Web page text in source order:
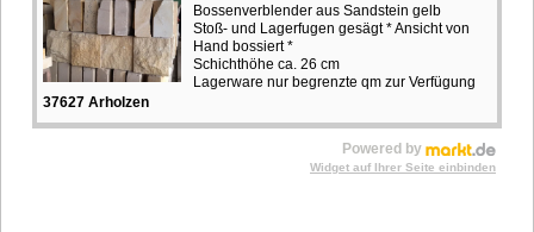
Bossenverblender aus Sandstein gelb
Stoß- und Lagerfugen gesägt * Ansicht von
Hand bossiert *
Schichthöhe ca. 26 cm
Lagerware nur begrenzte qm zur Verfügung
37627 Arholzen
Powered by
Widget auf Ihrer Seite einbinden